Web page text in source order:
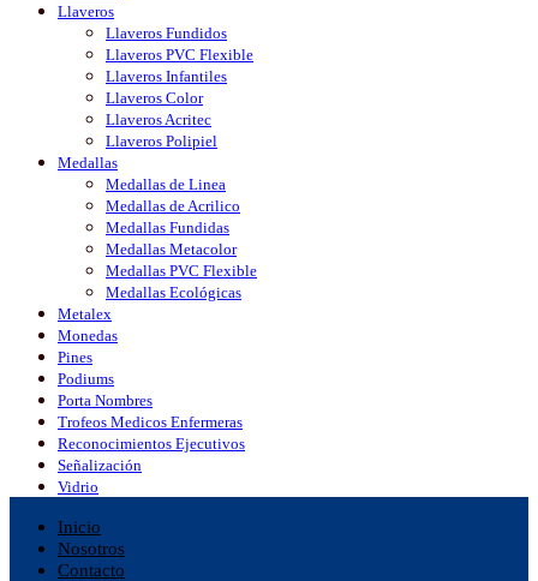
Llaveros
Llaveros Fundidos
Llaveros PVC Flexible
Llaveros Infantiles
Llaveros Color
Llaveros Acritec
Llaveros Polipiel
Medallas
Medallas de Linea
Medallas de Acrilico
Medallas Fundidas
Medallas Metacolor
Medallas PVC Flexible
Medallas Ecológicas
Metalex
Monedas
Pines
Podiums
Porta Nombres
Trofeos Medicos Enfermeras
Reconocimientos Ejecutivos
Señalización
Vidrio
Inicio
Nosotros
Contacto